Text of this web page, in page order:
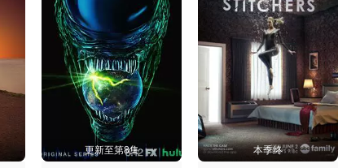
更新至第8集 本季终